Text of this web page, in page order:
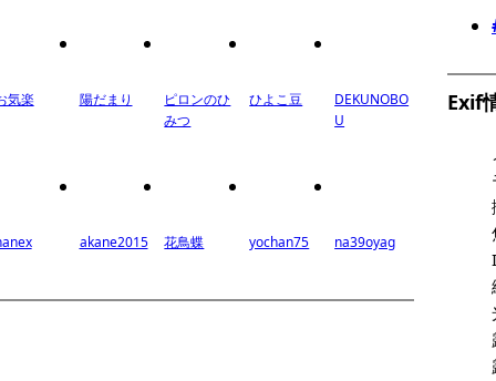
Exif
気楽 陽だまり
ピロンのひ
みつ
ひよこ豆
DEKUNOBO
U
akane2015 花鳥蝶 yochan75 na39oyag